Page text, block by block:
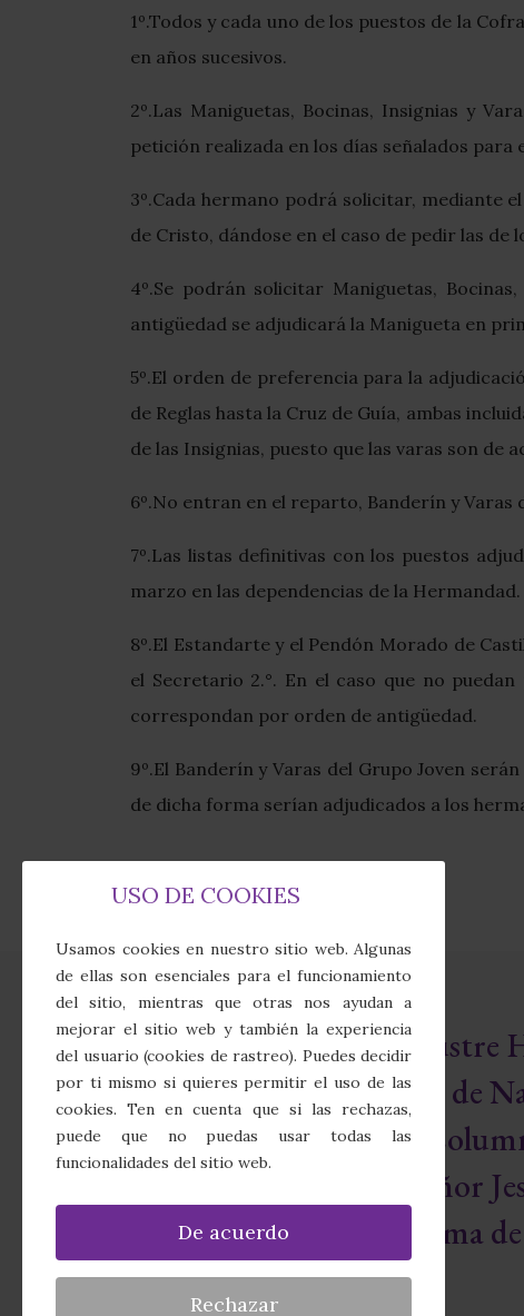
1º.Todos y cada uno de los puestos de la
en años sucesivos.
2º.Las Maniguetas, Bocinas, Insignias y
petición realizada en los días señalados para
3º.Cada hermano podrá solicitar, mediante
de Cristo, dándose en el caso de pedir las de
4º.Se podrán solicitar Maniguetas,
antigüedad se adjudicará la Manigueta en
5º.El orden de preferencia para la
de Reglas hasta la Cruz de Guía, ambas
de las Insignias, puesto que las varas son de
6º.No entran en el reparto, Banderín y Varas
7º.Las listas definitivas con los puestos
marzo en las dependencias de la Hermandad.
8º.El Estandarte y el Pendón Morado de
el Secretario 2.°. En el caso que no
correspondan por orden de antigüedad.
9º.El Banderín y Varas del Grupo Joven
de dicha forma serían adjudicados a los
Real e Ilustre
Cofradía de
Sagrada
Nuestro Señor
Santísima
USO DE COOKIES
Usamos cookies en nuestro sitio web. Algunas
de ellas son esenciales para el funcionamiento
del sitio, mientras que otras nos ayudan a
mejorar el sitio web y también la experiencia
del usuario (cookies de rastreo). Puedes decidir
por ti mismo si quieres permitir el uso de las
cookies. Ten en cuenta que si las rechazas,
puede que no puedas usar todas las
funcionalidades del sitio web.
De acuerdo
Rechazar